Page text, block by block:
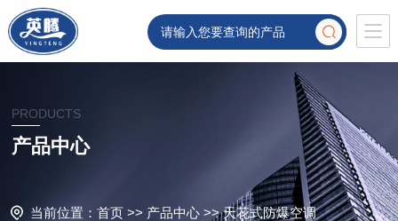
PRODUCTS
产品中心
当前位置： 首页 >> 产品中心 >>天花式防爆空调